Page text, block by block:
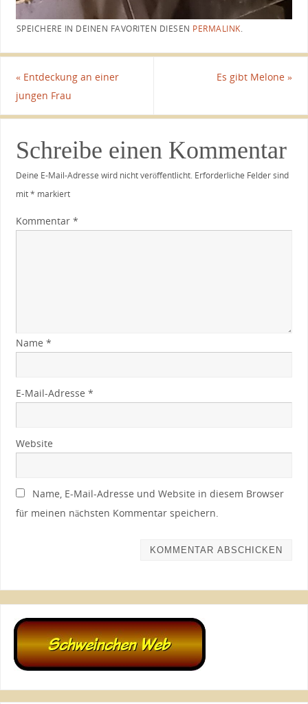
SPEICHERE IN DEINEN FAVORITEN DIESEN PERMALINK.
«Entdeckung an einer
jungen Frau
Es gibt Melone»
Schreibe einen Kommentar
Deine E-Mail-Adresse wird nicht veröffentlicht. Erforderliche Felder sind
mit* markiert
Kommentar *
Name *
E-Mail-Adresse *
Website
Name, E-Mail-Adresse und Website in diesem Browser
für meinen nächsten Kommentar speichern.